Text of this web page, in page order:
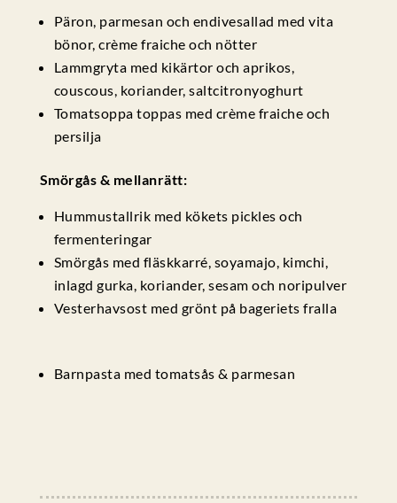
Päron, parmesan och endivesallad med vita
bönor, crème fraiche och nötter
Lammgryta med kikärtor och aprikos,
couscous, koriander, saltcitronyoghurt
Tomatsoppa toppas med crème fraiche och
persilja
Smörgås & mellanrätt:
Hummustallrik med kökets pickles och
fermenteringar
Smörgås med fläskkarré, soyamajo, kimchi,
inlagd gurka, koriander, sesam och noripulver
Vesterhavsost med grönt på bageriets fralla
Barnpasta med tomatsås & parmesan